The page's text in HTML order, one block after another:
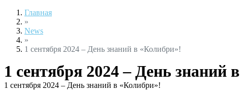
Главная
»
News
»
1 сентября 2024 – День знаний в «Колибри»!
1 сентября 2024 – День знаний
1 сентября 2024 – День знаний в «Колибри»!